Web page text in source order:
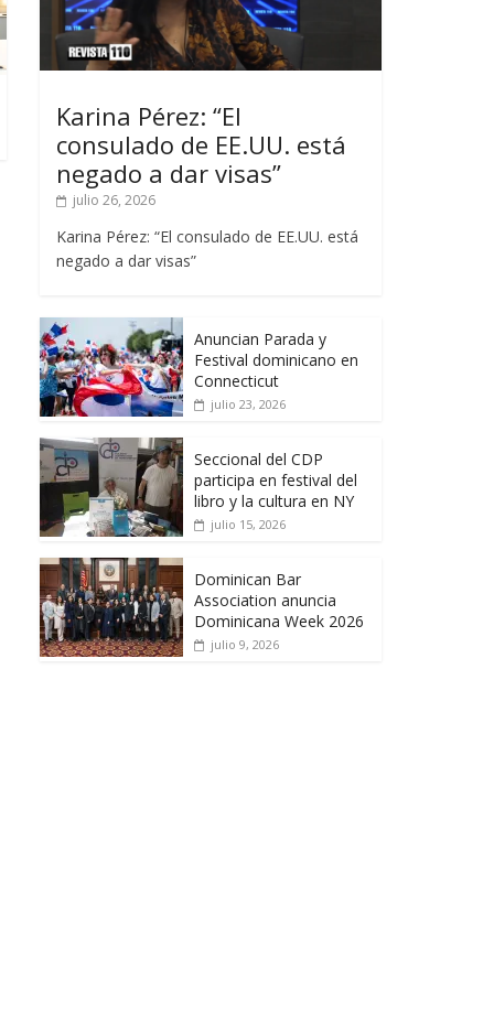
Karina Pérez: “El
consulado de EE.UU. está
negado a dar visas”
julio 26, 2026
Karina Pérez: “El consulado de EE.UU. está
negado a dar visas”
Anuncian Parada y
Festival dominicano en
Connecticut
julio 23, 2026
Seccional del CDP
participa en festival del
libro y la cultura en NY
julio 15, 2026
Dominican Bar
Association anuncia
Dominicana Week 2026
julio 9, 2026